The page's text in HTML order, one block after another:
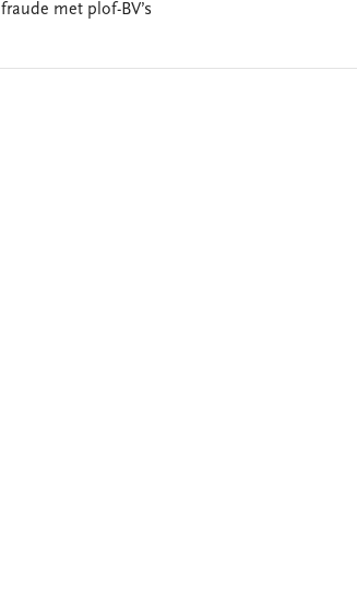
fraude met plof-BV’s